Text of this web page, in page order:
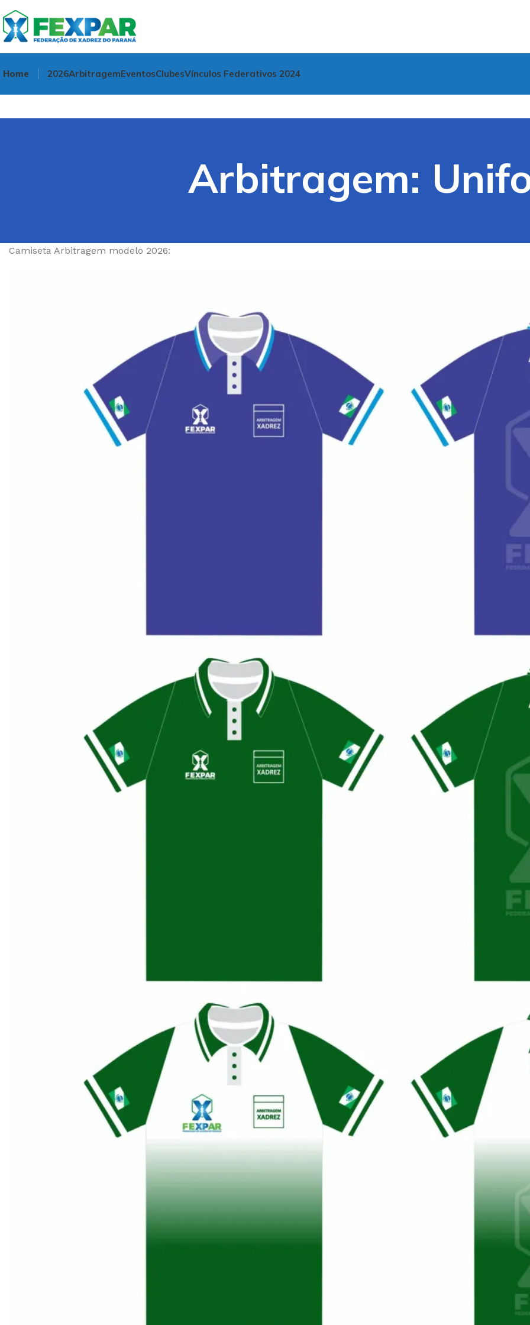
Home 2026ArbitragemEventosClubesVínculos Federativos 2024
Arbitragem:
Camiseta Arbitragem modelo 2026: